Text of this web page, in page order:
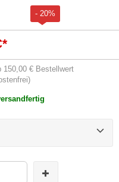
- 20%
*
150,00 € Bestellwert